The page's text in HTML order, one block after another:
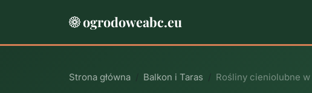
ogrodoweabc.eu
Strona główna Balkon i Taras Rośliny cieniolubne